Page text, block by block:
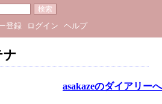
登録 ログイン ヘルプ
ナ
asakazeのダイアリーへ